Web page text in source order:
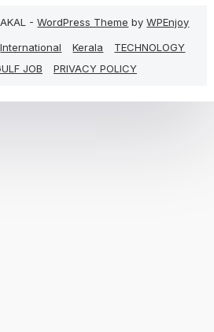
-WordPress Theme byWPEnjoy
International Kerala
TECHNOLOGY
JOB PRIVACY POLICY